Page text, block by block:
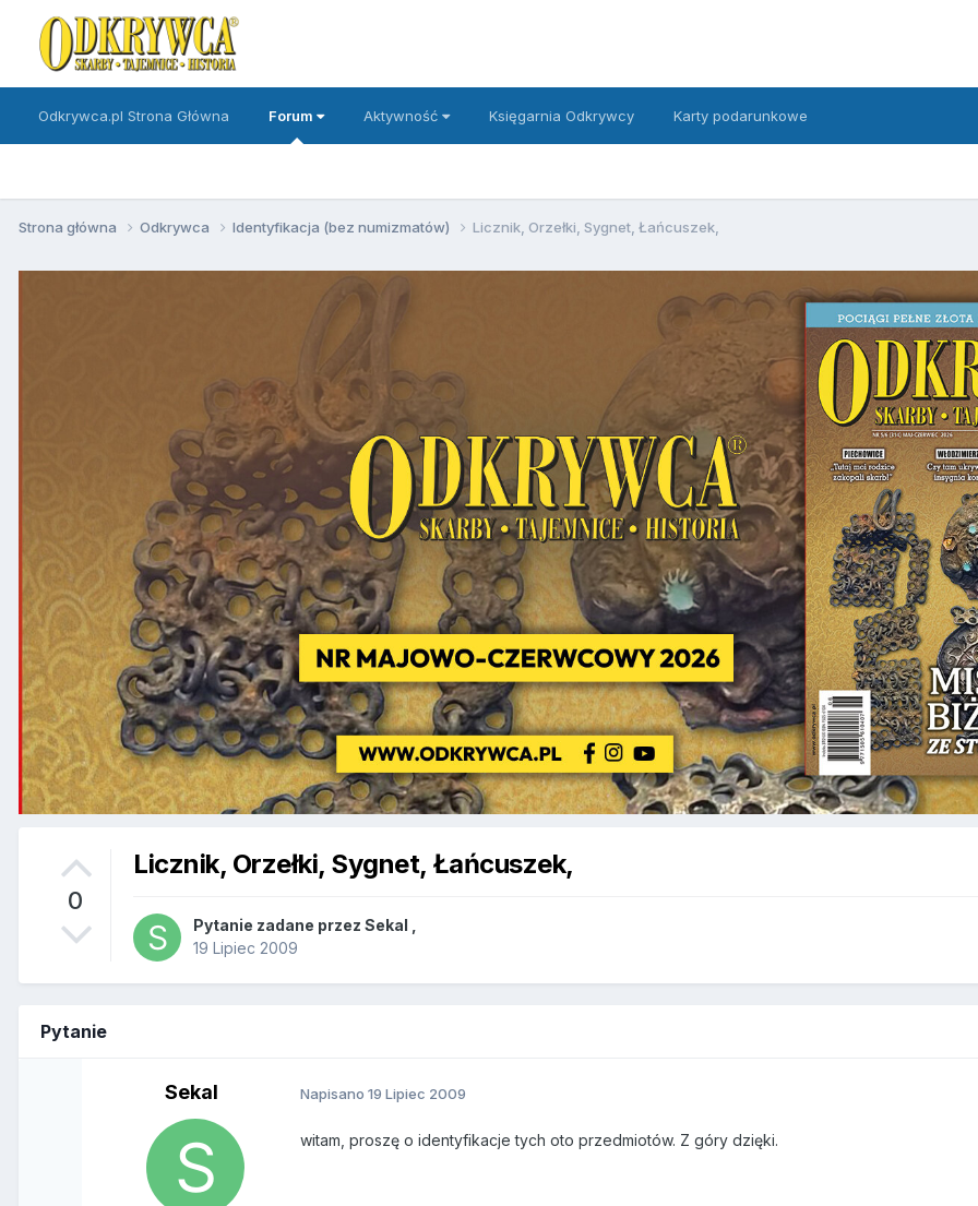
Odkrywca.pl Strona Główna Forum Aktywność Księgarnia Odkrywcy Karty podarunkowe
Strona główna Odkrywca Identyfikacja (bez numizmatów) Licznik, Orzełki, Sygnet, Łańcuszek,
0
Licznik, Orzełki, Sygnet, Łańcuszek,
Pytanie zadane przez Sekal
19 Lipiec 2009
Pytanie
Sekal Napisano19 Lipiec 2009
witam, proszę o identyfikacje tych oto przedmiotów. Z góry dzięki.